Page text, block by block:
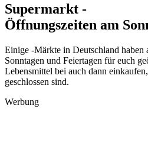
Supermarkt -
Öffnungszeiten am
Einige -Märkte in Deutschland haben
Sonntagen und Feiertagen für euch
Lebensmittel bei auch dann
geschlossen sind.
Werbung